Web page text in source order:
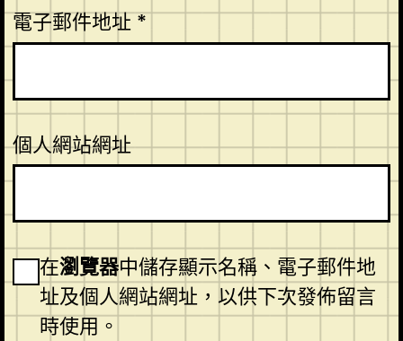
電子郵件地址*
個人網站網址
在瀏覽器中儲存顯示名稱、電子郵件地
址及個人網站網址，以供下次發佈留言
時使用。